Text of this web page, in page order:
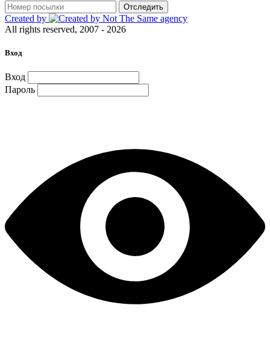
Отследить
Created by
All rights reserved, 2007 - 2026
Вход
Вход
Пароль